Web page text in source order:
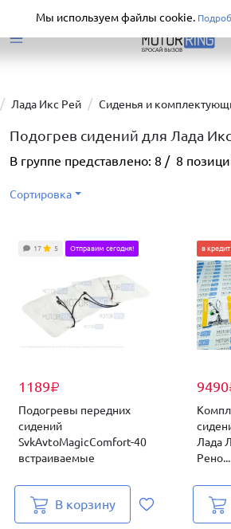
Лада Икс Рей Сиденья и
Подогрев сидений для Лада
В группе представлено: 8 / 8
Сортировка
1189₽
17 5 Отправим сегодня!
Подогревы передних
сидений
SvkAvtoMagicComfort-40
встраиваемые
В корзину
9490
в
Лада
Рено...
Мы используем файлы cookie.